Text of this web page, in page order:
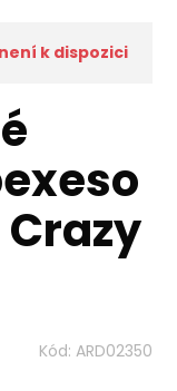
k dispozici
Kód: ARD02350